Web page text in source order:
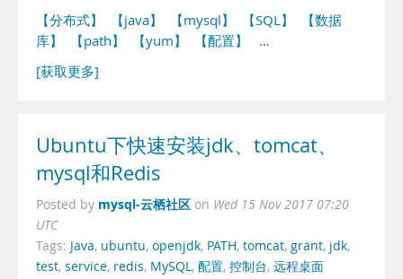
【分布式】 【java】 【mysql】 【SQL】
【数据
库】
【path】 【yum】 【配置】
…
[获取更多]
Ubuntu下快速安装jdk、tomcat、
mysql和Redis
Posted by mysql-云栖社区 on Wed 15 Nov 2017 07:20
UTC
Tags: Java, ubuntu, openjdk, PATH, tomcat, grant, jdk,
test, service, redis, MySQL, 配置, 控制台, 远程桌面